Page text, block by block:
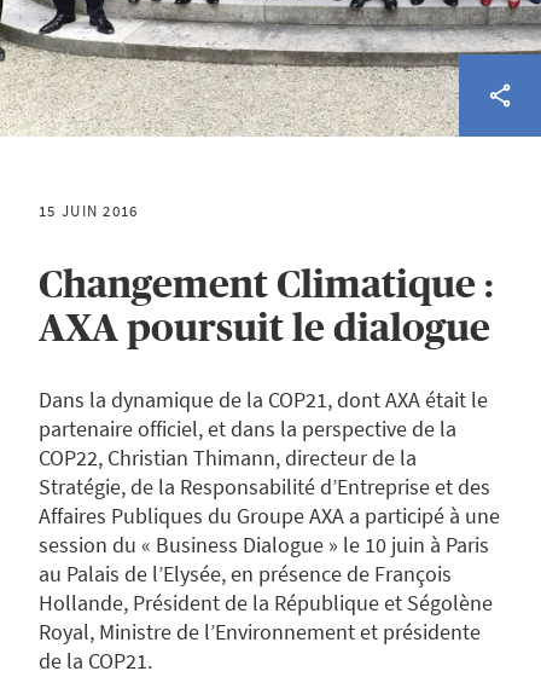
15 JUIN 2016
Changement Climatique :
AXA poursuit le dialogue
Dans la dynamique de la COP21, dont AXA était le
partenaire officiel, et dans la perspective de la
COP22, Christian Thimann, directeur de la
Stratégie, de la Responsabilité d’Entreprise et des
Affaires Publiques du Groupe AXA a participé à une
session du « Business Dialogue » le 10 juin à Paris
au Palais de l’Elysée, en présence de François
Hollande, Président de la République et Ségolène
Royal, Ministre de l’Environnement et présidente
de la COP21.